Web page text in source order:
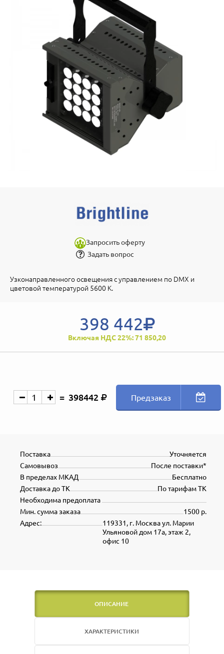
Запросить оферту
Задать вопрос
Узконаправленного освещения с управлением по DMX и
цветовой температурой 5600 К.
398 442
Включая НДС 22%: 71 850,20
398442 Предзаказ
Уточняется
Поставка
После поставки*
Самовывоз
Бесплатно
В пределах МКАД
По тарифам ТК
Доставка до ТК
Необходима предоплата
1500 р.
Мин. сумма заказа
119331, г. Москва ул. Марии
Ульяновой дом 17а, этаж 2,
офис 10
Адрес:
ОПИСАНИЕ
ХАРАКТЕРИСТИКИ